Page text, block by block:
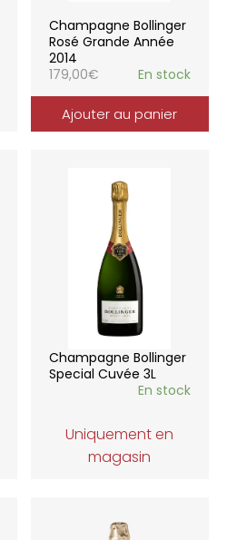
Champagne Bollinger
Rosé Grande Année
2014
179,00€ En stock
Ajouter au panier
Champagne Bollinger
Special Cuvée 3L
En stock
Uniquement en
magasin